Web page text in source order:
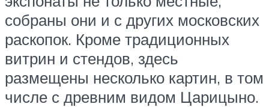
собраны они и с других московских
раскопок. Кроме традиционных
витрин и стендов, здесь
размещены несколько картин, в том
числе с древним видом Царицыно.